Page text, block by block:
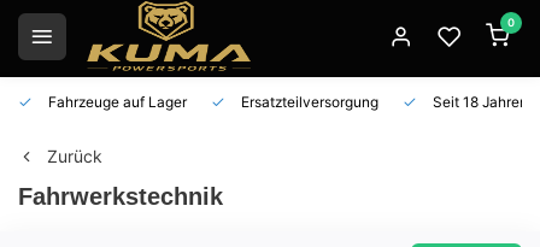
0
Fahrzeuge auf Lager Ersatzteilversorgung Seit 18 Jahren
Zurück
Fahrwerkstechnik